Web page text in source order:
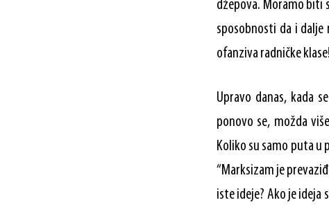
džepova. Moramo biti
sposobnosti da i
ofanziva radničke klase!
Upravo danas, kada
ponovo se, možda
Koliko su samo puta u
“Marksizam je
iste ideje? Ako je